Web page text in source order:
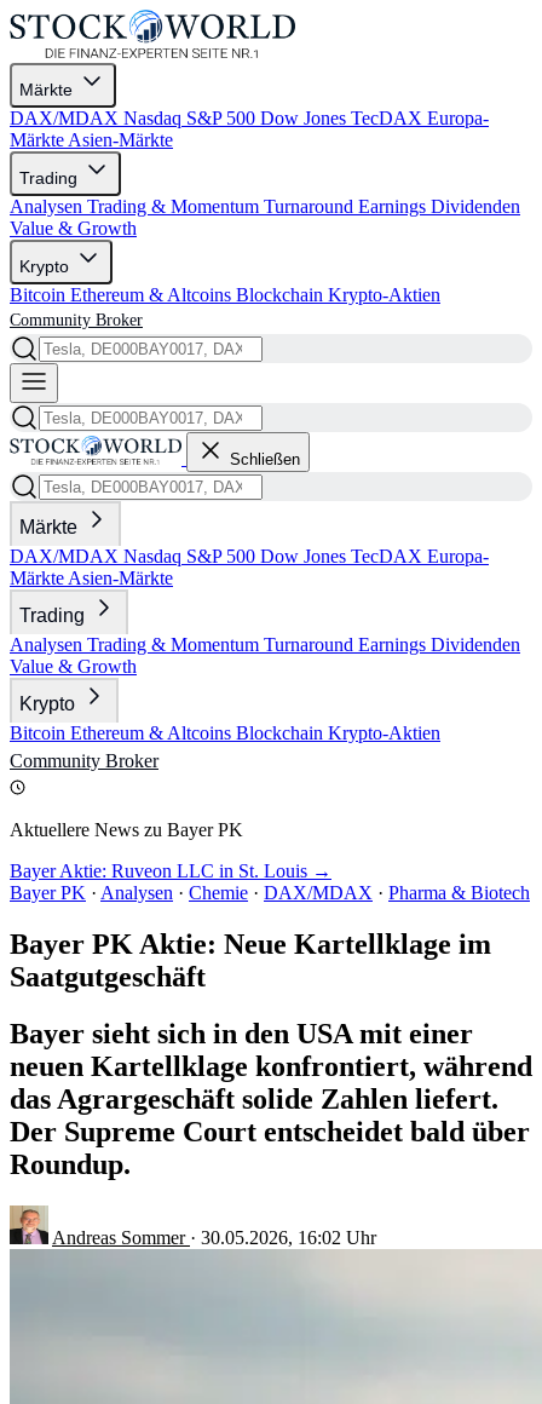
Märkte
DAX/MDAX Nasdaq S&P 500 Dow Jones TecDAX Europa-
Märkte Asien-Märkte
Trading
Analysen Trading & Momentum Turnaround Earnings Dividenden
Value & Growth
Krypto
Bitcoin Ethereum & Altcoins Blockchain Krypto-Aktien
Community Broker
Schließen
Märkte
DAX/MDAX Nasdaq S&P 500 Dow Jones TecDAX Europa-
Märkte Asien-Märkte
Trading
Analysen Trading & Momentum Turnaround Earnings Dividenden
Value & Growth
Krypto
Bitcoin Ethereum & Altcoins Blockchain Krypto-Aktien
Community Broker
Aktuellere News zu Bayer PK
Bayer Aktie: Ruveon LLC in St. Louis →
Bayer PK · Analysen · Chemie · DAX/MDAX · Pharma & Biotech
Bayer PK Aktie: Neue Kartellklage im
Saatgutgeschäft
Bayer sieht sich in den USA mit einer
neuen Kartellklage konfrontiert, während
das Agrargeschäft solide Zahlen liefert.
Der Supreme Court entscheidet bald über
Roundup.
Andreas Sommer · 30.05.2026, 16:02 Uhr